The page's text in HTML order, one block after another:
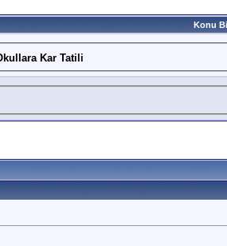
Konu
Kar Tatili